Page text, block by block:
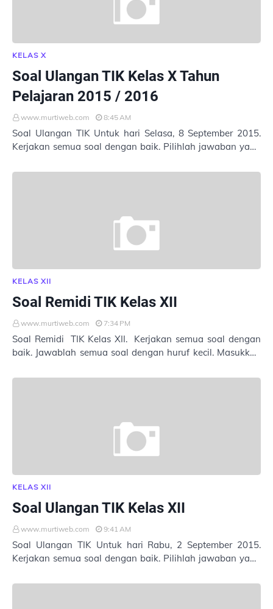
KELAS X
Soal Ulangan TIK Kelas X Tahun
Pelajaran 2015 / 2016
www.murtiweb.com 8:45 AM
Soal Ulangan TIK Untuk hari Selasa, 8 September 2015.
Kerjakan semua soal dengan baik. Pilihlah jawaban yang
KELAS XII
Soal Remidi TIK Kelas XII
www.murtiweb.com 7:34 PM
Soal Remidi TIK Kelas XII. Kerjakan semua soal dengan
baik. Jawablah semua soal dengan huruf kecil. Masukkan
KELAS XII
Soal Ulangan TIK Kelas XII
www.murtiweb.com 9:41 AM
Soal Ulangan TIK Untuk hari Rabu, 2 September 2015.
Kerjakan semua soal dengan baik. Pilihlah jawaban yang